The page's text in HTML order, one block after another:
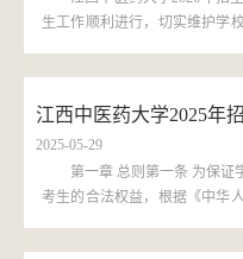
生工作顺利进行，切实维护学
厅。学校名称：江西中医药大
学层次：本科学校识别码：4136...
江西中医药大学2025年
2025-05-29
第一章 总则第一条 为保证
考生的合法权益，根据《中华